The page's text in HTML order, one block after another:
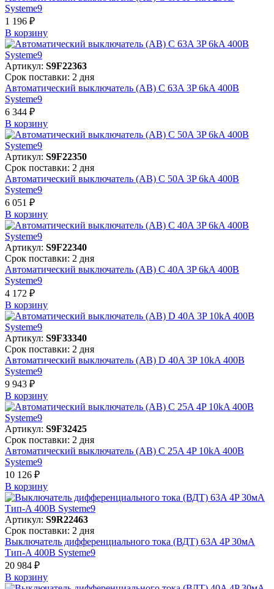
Systeme9
1 196 ₽
В корзинy
Артикул: S9F22363
Срок поставки: 2 дня
Автоматический выключатель (АВ) C 63A 3P 6kA 400В
Systeme9
6 344 ₽
В корзинy
Артикул: S9F22350
Срок поставки: 2 дня
Автоматический выключатель (АВ) C 50A 3P 6kA 400В
Systeme9
6 051 ₽
В корзинy
Артикул: S9F22340
Срок поставки: 2 дня
Автоматический выключатель (АВ) C 40A 3P 6kA 400В
Systeme9
4 172 ₽
В корзинy
Артикул: S9F33340
Срок поставки: 2 дня
Автоматический выключатель (АВ) D 40A 3P 10kA 400В
Systeme9
9 943 ₽
В корзинy
Артикул: S9F32425
Срок поставки: 2 дня
Автоматический выключатель (АВ) C 25A 4P 10kA 400В
Systeme9
10 126 ₽
В корзинy
Артикул: S9R22463
Срок поставки: 2 дня
Выключатель дифференциального тока (ВДТ) 63A 4P 30мА
Тип-A 400В Systeme9
20 984 ₽
В корзинy